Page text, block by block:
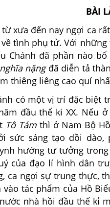
BÀI
xưa đến nay ngợi ca
tình phụ tử. Với
Chánh đã phần nào
nặngđã diễn tả
thiêng liêng cao quí
có một vị trí đặc biệt
đầu thể ki XX. Nếu
Tô Tám thì ở Nam Bộ
sức sáng tạo dồi
hướng tư tưởng
của đạo lí hình dân
ca ngợi sự trung thực,
vào tác phẩm của Hồ
nhà hồi đầu thế kỉ